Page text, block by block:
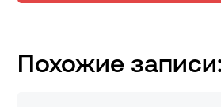
Похожие записи: